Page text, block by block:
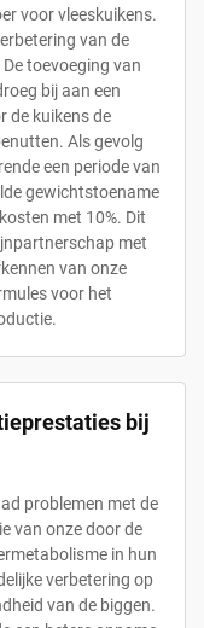
voor vleeskuikens.
van de
toevoeging van
bij aan een
de kuikens de
Als gevolg
een periode van
gewichtstoename
met 10%. Dit
met
van onze
voor het
bij
problemen met de
van onze door de
in hun
verbetering op
van de biggen.